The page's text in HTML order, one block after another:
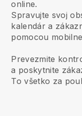
online.
Spravujte svoj
kalendár a
pomocou
Prevezmite
a poskytnite
To všetko za